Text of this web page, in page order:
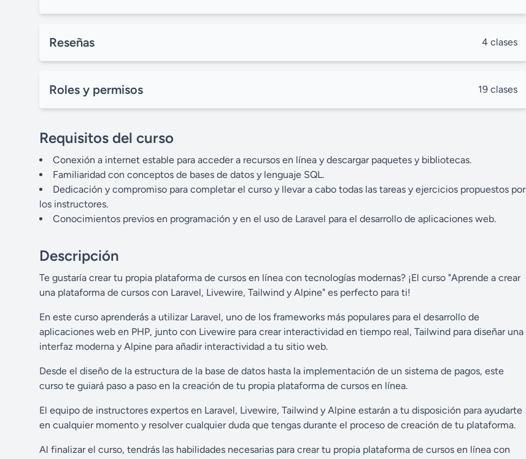
Reseñas 4 clases
Roles y permisos 19 clases
Requisitos del curso
Conexión a internet estable para acceder a recursos en línea y descargar paquetes y bibliotecas.
Familiaridad con conceptos de bases de datos y lenguaje SQL.
Dedicación y compromiso para completar el curso y llevar a cabo todas las tareas y ejercicios propuestos por
los instructores.
Conocimientos previos en programación y en el uso de Laravel para el desarrollo de aplicaciones web.
Descripción
Te gustaría crear tu propia plataforma de cursos en línea con tecnologías modernas? ¡El curso "Aprende a crear
una plataforma de cursos con Laravel, Livewire, Tailwind y Alpine" es perfecto para ti!
En este curso aprenderás a utilizar Laravel, uno de los frameworks más populares para el desarrollo de
aplicaciones web en PHP, junto con Livewire para crear interactividad en tiempo real, Tailwind para diseñar una
interfaz moderna y Alpine para añadir interactividad a tu sitio web.
Desde el diseño de la estructura de la base de datos hasta la implementación de un sistema de pagos, este
curso te guiará paso a paso en la creación de tu propia plataforma de cursos en línea.
El equipo de instructores expertos en Laravel, Livewire, Tailwind y Alpine estarán a tu disposición para ayudarte
en cualquier momento y resolver cualquier duda que tengas durante el proceso de creación de tu plataforma.
Al finalizar el curso, tendrás las habilidades necesarias para crear tu propia plataforma de cursos en línea con